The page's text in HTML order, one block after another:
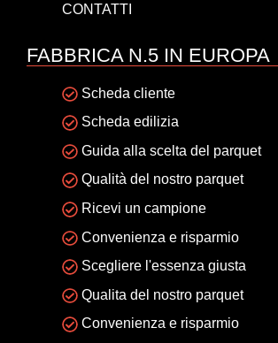
CONTATTI
FABBRICA N.5 IN EUROPA
Scheda cliente
Scheda edilizia
Guida alla scelta del parquet
Qualità del nostro parquet
Ricevi un campione
Convenienza e risparmio
Scegliere l'essenza giusta
Qualita del nostro parquet
Convenienza e risparmio